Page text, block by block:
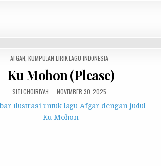
POSTED
AFGAN KUMPULAN LIRIK LAGU INDONESIA
Ku Mohon (Please)
SITI CHOIRIYAH NOVEMBER 30, 2025